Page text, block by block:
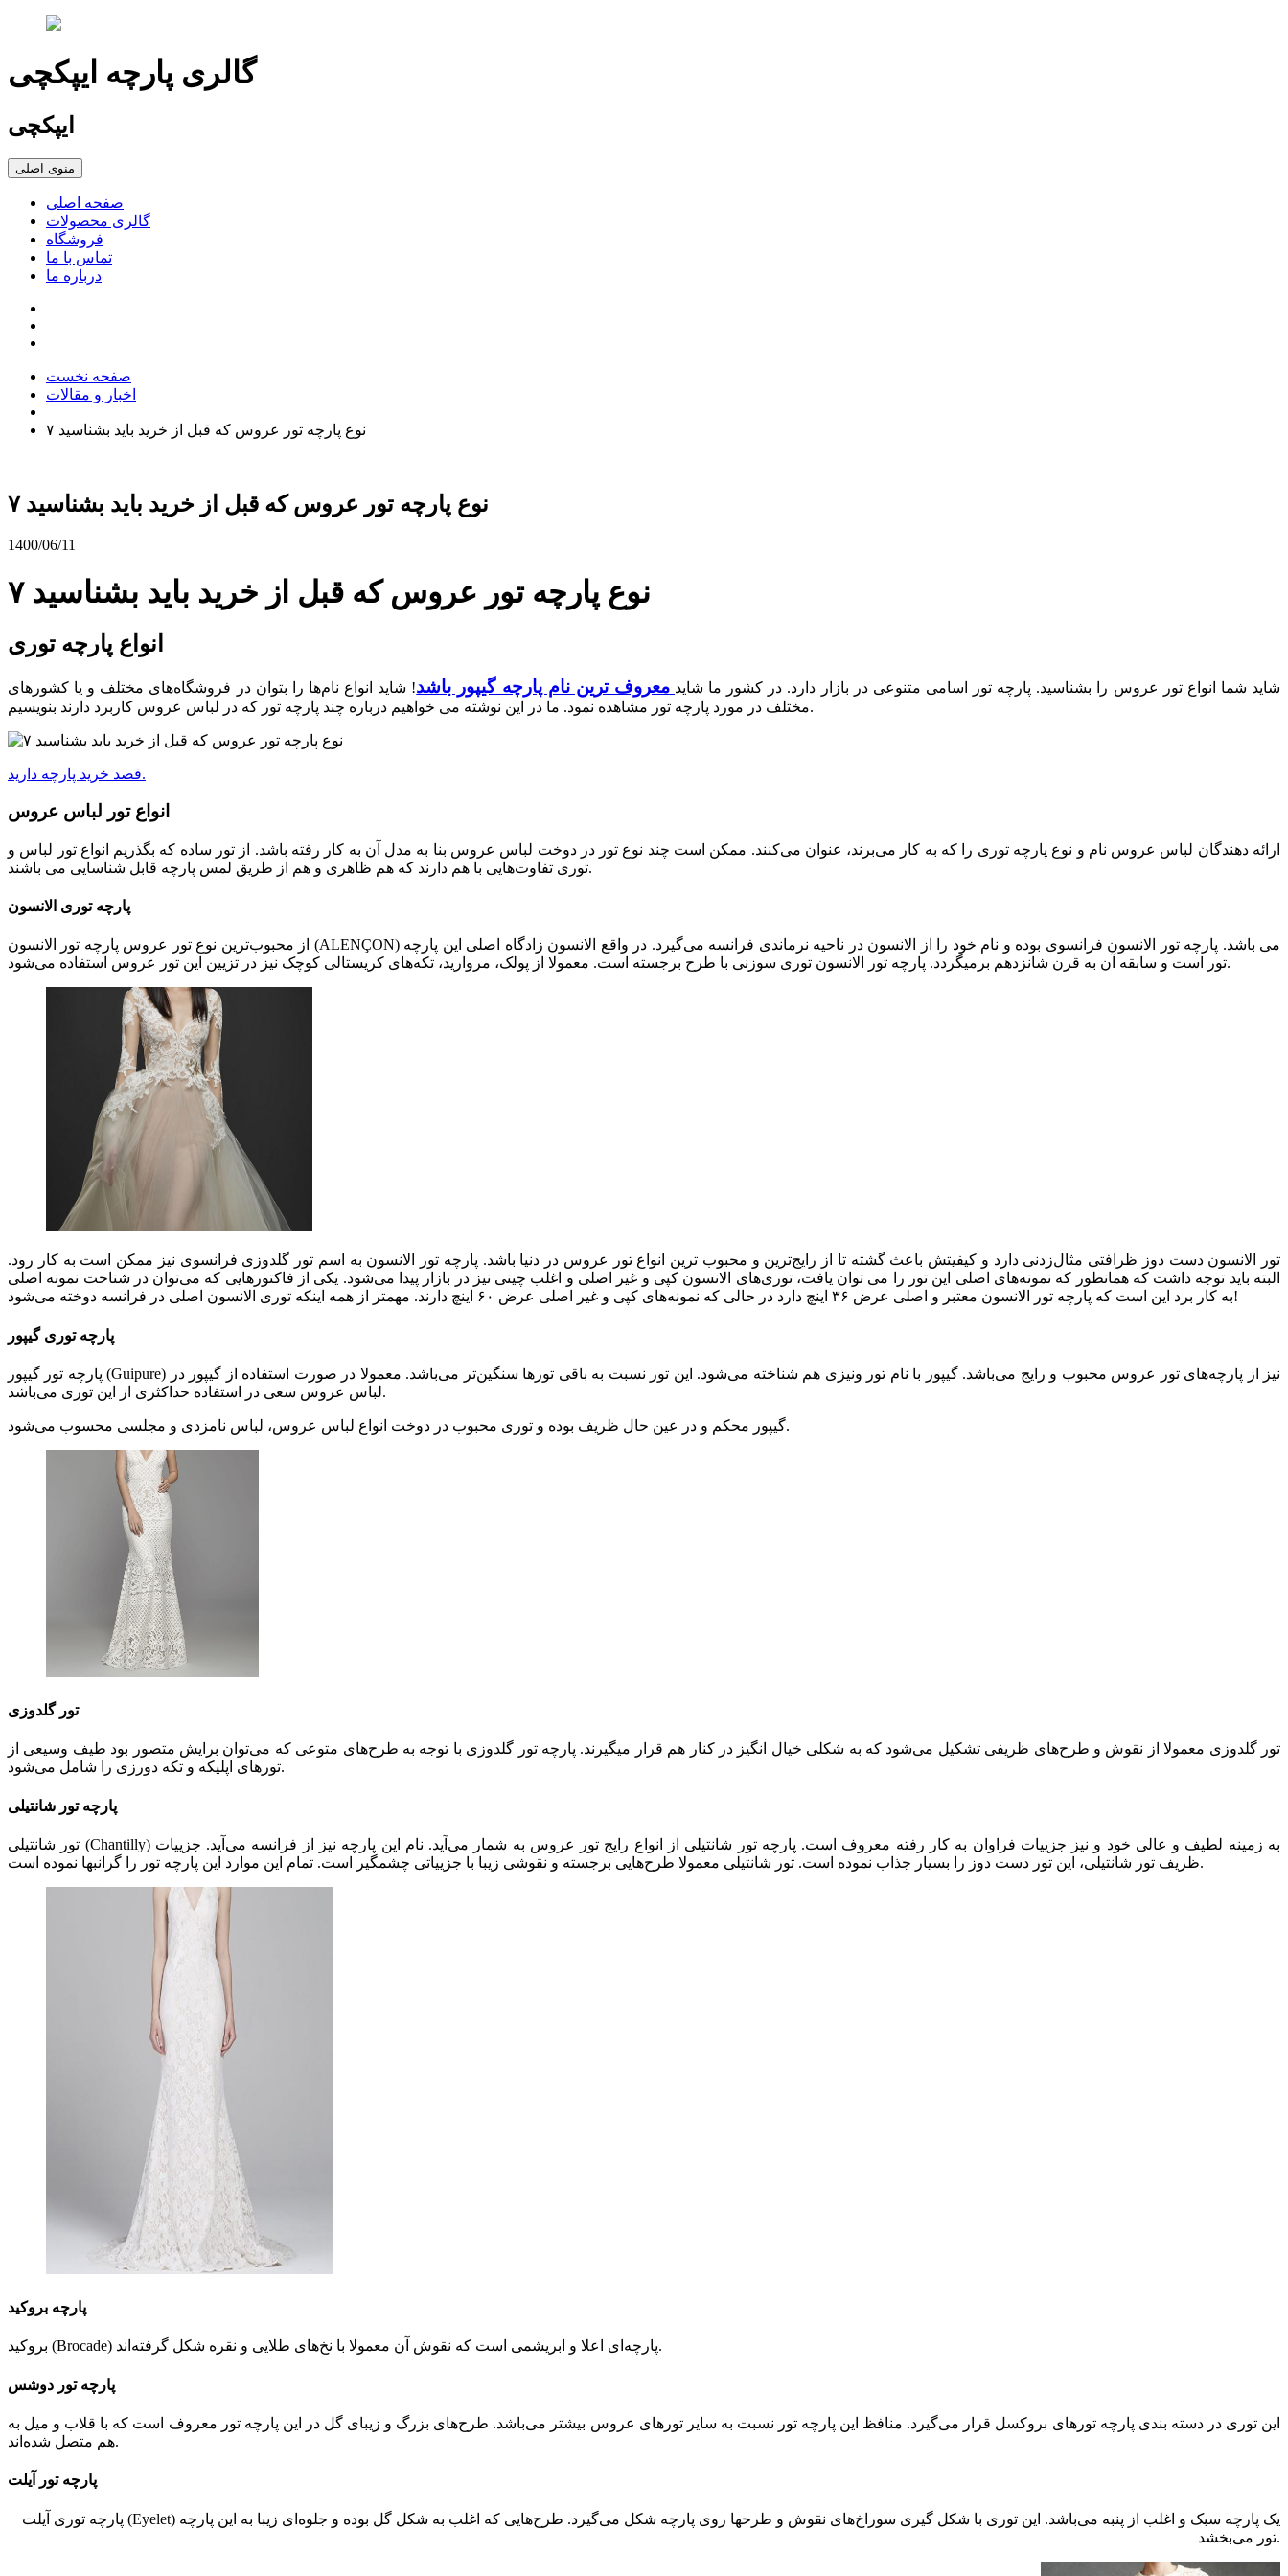
گالری پارچه ایپکچی
ایپکچی
منوی اصلی
صفحه اصلی
گالری محصولات
فروشگاه
تماس با ما
درباره ما
صفحه نخست
اخبار و مقالات
۷ نوع پارچه تور عروس که قبل از خرید باید بشناسید
۷ نوع پارچه تور عروس که قبل از خرید باید بشناسید
1400/06/11
۷ نوع پارچه تور عروس که قبل از خرید باید بشناسید
انواع پارچه توری
شاید شما انواع تور عروس را بشناسید. پارچه تور اسامی متنوعی در بازار دارد. در کشور ما شاید معروف ترین نام پارچه گیپور باشد! شاید انواع نام‌ها را بتوان در فروشگاه‌های مختلف و یا کشورهای
مختلف در مورد پارچه تور مشاهده نمود. ما در این نوشته می خواهیم درباره چند پارچه تور که در لباس عروس کاربرد دارند بنویسیم.
قصد خرید پارچه دارید.
انواع تور لباس عروس
ارائه دهندگان لباس عروس نام و نوع پارچه توری را که به کار می‌برند، عنوان می‌کنند. ممکن است چند نوع تور در دوخت لباس عروس بنا به مدل آن به کار رفته باشد. از تور ساده که بگذریم انواع تور لباس و
توری تفاوت‌هایی با هم دارند که هم ظاهری و هم از طریق لمس پارچه قابل شناسایی می باشند.
پارچه توری الانسون
از محبوب‌ترین نوع تور عروس پارچه تور الانسون (ALENÇON) می باشد. پارچه تور الانسون فرانسوی بوده و نام خود را از الانسون در ناحیه نرماندی فرانسه می‌گیرد. در واقع الانسون زادگاه اصلی این پارچه
تور است و سابقه آن به قرن شانزدهم برمیگردد. پارچه تور الانسون توری سوزنی با طرح برجسته است. معمولا از پولک، مروارید، تکه‌های کریستالی کوچک نیز در تزیین این تور عروس استفاده می‌شود.
تور الانسون دست دوز ظرافتی مثال‌زدنی دارد و کیفیتش باعث گشته تا از رایج‌ترین و محبوب ترین انواع تور عروس در دنیا باشد. پارچه تور الانسون به اسم تور گلدوزی فرانسوی نیز ممکن است به کار رود.
البته باید توجه داشت که همانطور که نمونه‌های اصلی این تور را می توان یافت، توری‌های الانسون کپی و غیر اصلی و اغلب چینی نیز در بازار پیدا می‌شود. یکی از فاکتورهایی که می‌توان در شناخت نمونه اصلی
به کار برد این است که پارچه تور الانسون معتبر و اصلی عرض ۳۶ اینچ دارد در حالی که نمونه‌های کپی و غیر اصلی عرض ۶۰ اینچ دارند. مهمتر از همه اینکه توری الانسون اصلی در فرانسه دوخته می‌شود!
پارچه توری گیپور
پارچه تور گیپور (Guipure) نیز از پارچه‌های تور عروس محبوب و رایج می‌باشد. گیپور با نام تور ونیزی هم شناخته می‌شود. این تور نسبت به باقی تورها سنگین‌تر می‌باشد. معمولا در صورت استفاده از گیپور در
لباس عروس سعی در استفاده حداکثری از این توری می‌باشد.
گیپور محکم و در عین حال ظریف بوده و توری محبوب در دوخت انواع لباس عروس، لباس نامزدی و مجلسی محسوب می‌شود.
تور گلدوزی
تور گلدوزی معمولا از نقوش و طرح‌های ظریفی تشکیل می‌شود که به شکلی خیال انگیز در کنار هم قرار میگیرند. پارچه تور گلدوزی با توجه به طرح‌های متوعی که می‌توان برایش متصور بود طیف وسیعی از
تورهای اپلیکه و تکه دورزی را شامل می‌شود.
پارچه تور شانتیلی
تور شانتیلی (Chantilly) به زمینه لطیف و عالی خود و نیز جزییات فراوان به کار رفته معروف است. پارچه تور شانتیلی از انواع رایج تور عروس به شمار می‌آید. نام این پارچه نیز از فرانسه می‌آید. جزییات
ظریف تور شانتیلی، این تور دست دوز را بسیار جذاب نموده است. تور شانتیلی معمولا طرح‌هایی برجسته و نقوشی زیبا با جزییاتی چشمگیر است. تمام این موارد این پارچه تور را گرانبها نموده است.
پارچه بروکید
بروکید (Brocade) پارچه‌ای اعلا و ابریشمی است که نقوش‌ آن معمولا با نخ‌های طلایی و نقره شکل گرفته‌اند.
پارچه تور دوشس
این توری در دسته بندی پارچه تورهای بروکسل قرار می‌گیرد. منافظ این پارچه تور نسبت به سایر تورهای عروس بیشتر می‌باشد. طرح‌های بزرگ و زیبای گل در این پارچه تور معروف است که با قلاب و میل به
هم متصل شده‌اند.
پارچه تور آیلت
پارچه توری آیلت (Eyelet) یک پارچه سبک و اغلب از پنبه می‌باشد. این توری با شکل گیری سوراخ‌های نقوش و طرحها روی پارچه شکل می‌گیرد. طرح‌هایی که اغلب به شکل گل بوده و جلوه‌ای زیبا به این پارچه
تور می‌بخشد.